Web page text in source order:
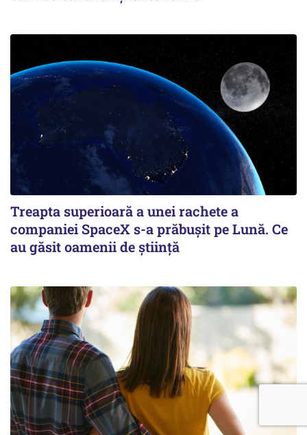
Treapta superioară a unei rachete a
companiei SpaceX s-a prăbușit pe Lună. Ce
au găsit oamenii de știință